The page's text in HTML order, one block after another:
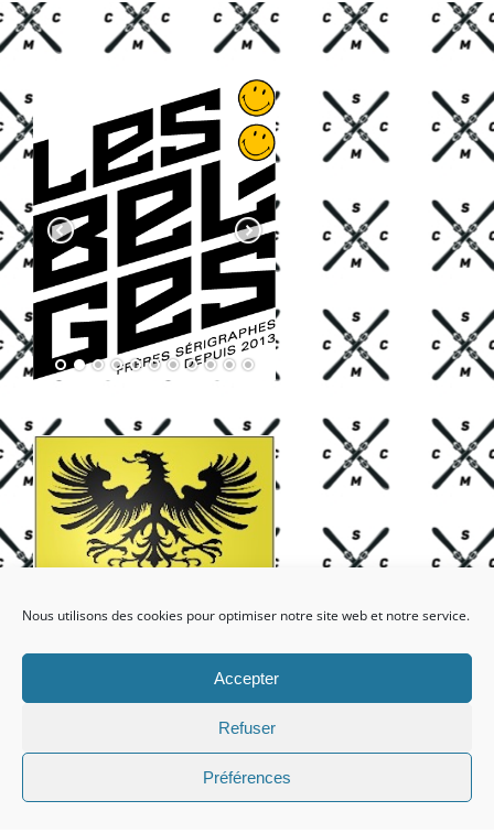
Nous utilisons des cookies pour optimiser notre site web et notre service.
Accepter
Refuser
Préférences